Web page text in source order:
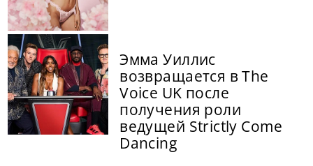
Эмма Уиллис
возвращается в The
Voice UK после
получения роли
ведущей Strictly Come
Dancing